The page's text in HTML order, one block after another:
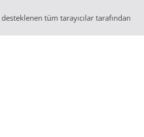
tüm tarayıcılar tarafından